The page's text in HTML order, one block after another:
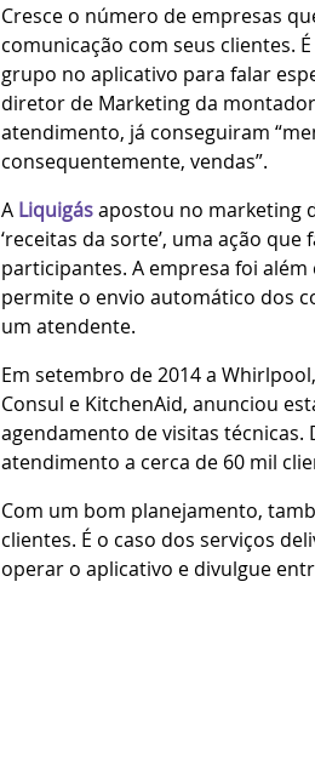
Cresce o número de empresas
comunicação com seus clientes.
grupo no aplicativo para falar
diretor de Marketing da
atendimento, já conseguiram
consequentemente, vendas”.
A Liquigásapostou no marketing
‘receitas da sorte’, uma ação
participantes. A empresa foi
permite o envio automático dos
um atendente.
Em setembro de 2014 a
Consul e KitchenAid, anunciou
agendamento de visitas
atendimento a cerca de 60 mil
Com um bom planejamento,
clientes. É o caso dos serviços
operar o aplicativo e divulgue